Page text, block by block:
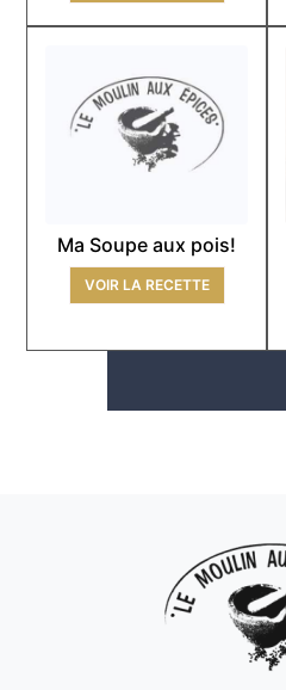
Ma Soupe aux pois!
VOIR LA RECETTE